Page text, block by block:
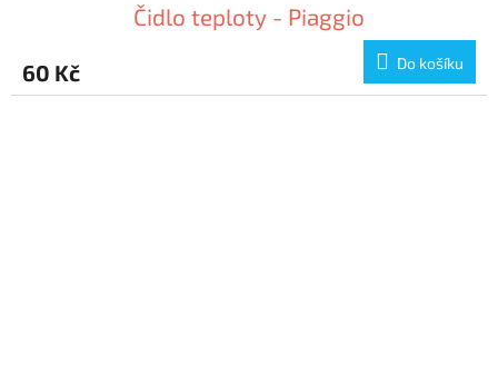
Čidlo teploty - Piaggio
60 Kč Do košíku